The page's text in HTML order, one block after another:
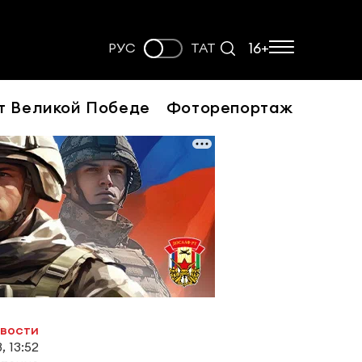
РУС ТАТ 16+
Великой Победе Фоторепортаж
13:52